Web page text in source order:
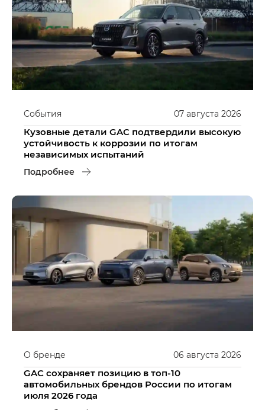
07 августа 2026
События
Кузовные детали GAC подтвердили высокую
устойчивость к коррозии по итогам
независимых испытаний
Подробнее
06 августа 2026
О бренде
GAC сохраняет позицию в топ-10
автомобильных брендов России по итогам
июля 2026 года